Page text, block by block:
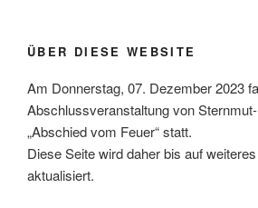
ÜBER DIESE WEBSITE
Am Donnerstag, 07. Dezember 2023
Abschlussveranstaltung von
„Abschied vom Feuer“ statt.
Diese Seite wird daher bis auf
aktualisiert.